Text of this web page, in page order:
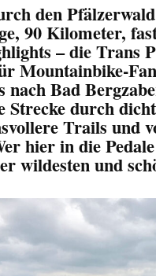
den
90 Kilometer,
– die Trans
Mountainbike-
nach Bad
Strecke durch
Trails und
hier in die
wildesten und